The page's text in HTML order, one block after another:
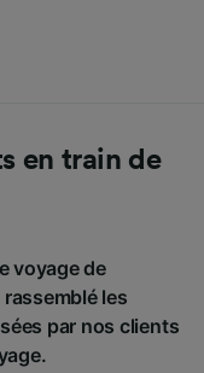
en train de
voyage de
les
par nos clients